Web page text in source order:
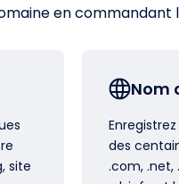
en commandant
site
Nom
des
.com, .net,